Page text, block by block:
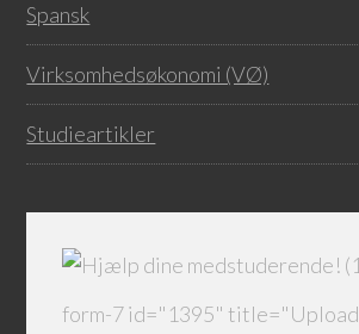
Spansk
Virksomhedsøkonomi (VØ)
Studieartikler
form-7 id="1395" title="Upload